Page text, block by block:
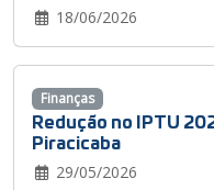
18/06/2026
Redução no IPTU
Piracicaba
29/05/2026
Finanças